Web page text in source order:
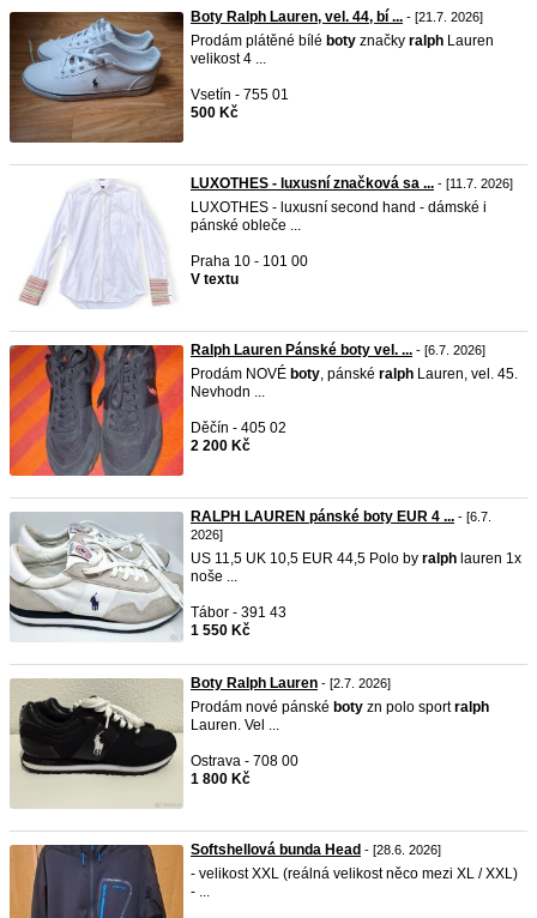
Boty Ralph Lauren, vel. 44, bí ... - [21.7. 2026]
Prodám plátěné bílé boty značky ralph Lauren
velikost 4 ...
Vsetín - 755 01
500 Kč
LUXOTHES - luxusní značková sa ... - [11.7. 2026]
LUXOTHES - luxusní second hand - dámské i
pánské obleče ...
Praha 10 - 101 00
V textu
Ralph Lauren Pánské boty vel. ... - [6.7. 2026]
Prodám NOVÉ boty, pánské ralph Lauren, vel. 45.
Nevhodn ...
Děčín - 405 02
2 200 Kč
RALPH LAUREN pánské boty EUR 4 ... - [6.7.
2026]
US 11,5 UK 10,5 EUR 44,5 Polo by ralph lauren 1x
noše ...
Tábor - 391 43
1 550 Kč
Boty Ralph Lauren - [2.7. 2026]
Prodám nové pánské boty zn polo sportralph
Lauren. Vel ...
Ostrava - 708 00
1 800 Kč
Softshellová bunda Head - [28.6. 2026]
- velikost XXL (reálná velikost něco mezi XL / XXL)
- ...